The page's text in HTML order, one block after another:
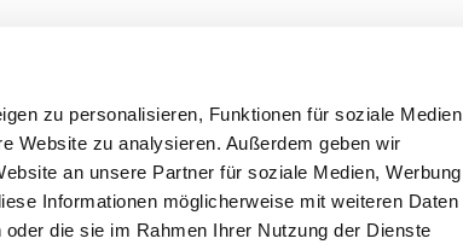
zu personalisieren, Funktionen für soziale Medien
Website zu analysieren. Außerdem geben wir
an unsere Partner für soziale Medien, Werbung
Informationen möglicherweise mit weiteren Daten
die sie im Rahmen Ihrer Nutzung der Dienste